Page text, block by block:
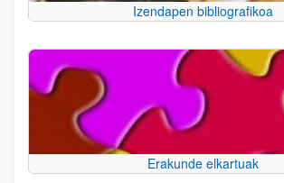
Izendapen bibliografikoa
Erakunde elkartuak